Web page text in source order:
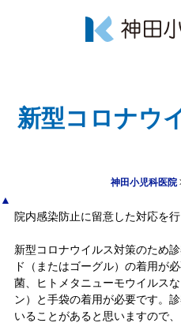
新型コロナウ
神田小児科医院
▲
院内感染防止に留意した対応を行
新型コロナウイルス対策のため
ド（またはゴーグル）の着用が
菌、ヒトメタニューモウイルス
ン）と手袋の着用が必要です。
いることがあると思いますので、